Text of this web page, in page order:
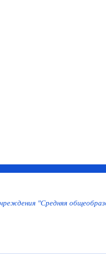
"Средняя